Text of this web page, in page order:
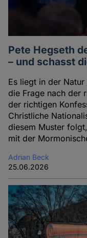
Pete Hegseth
– und schasst
Es liegt in der
die Frage nach der
der richtigen
Christliche
diesem Muster
mit der
Adrian Beck
25.06.2026